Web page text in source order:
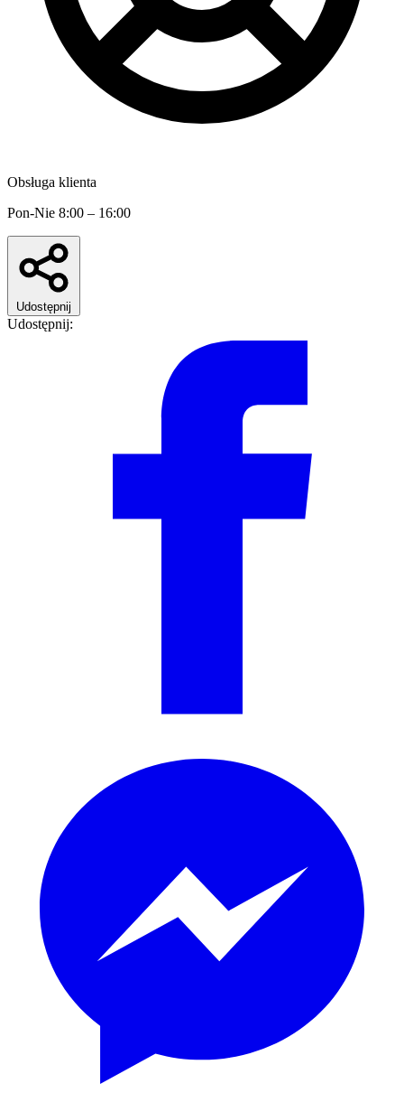
Obsługa klienta
Pon-Nie 8:00 – 16:00
Udostępnij
Udostępnij: